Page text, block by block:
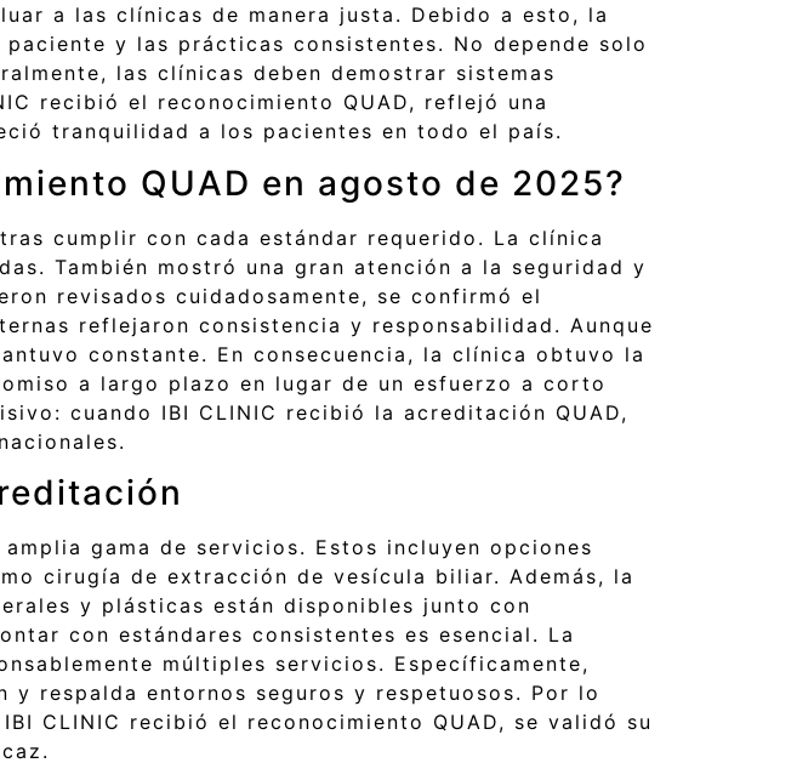
a las clínicas de manera justa. Debido a esto, la
y las prácticas consistentes. No depende solo
las clínicas deben demostrar sistemas
recibió el reconocimiento QUAD, reflejó una
tranquilidad a los pacientes en todo el país.
QUAD en agosto de 2025?
cumplir con cada estándar requerido. La clínica
También mostró una gran atención a la seguridad y
revisados cuidadosamente, se confirmó el
reflejaron consistencia y responsabilidad. Aunque
constante. En consecuencia, la clínica obtuvo la
a largo plazo en lugar de un esfuerzo a corto
cuando IBI CLINIC recibió la acreditación QUAD,
gama de servicios. Estos incluyen opciones
cirugía de extracción de vesícula biliar. Además, la
y plásticas están disponibles junto con
con estándares consistentes es esencial. La
múltiples servicios. Específicamente,
respalda entornos seguros y respetuosos. Por lo
CLINIC recibió el reconocimiento QUAD, se validó su